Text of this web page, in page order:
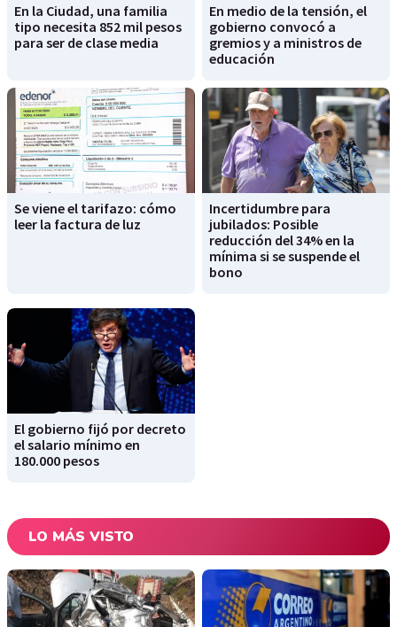
En la Ciudad, una familia
tipo necesita 852 mil pesos
para ser de clase media
En medio de la tensión, el
gobierno convocó a
gremios y a ministros de
educación
Se viene el tarifazo: cómo
leer la factura de luz
Incertidumbre para
jubilados: Posible
reducción del 34% en la
mínima si se suspende el
bono
El gobierno fijó por decreto
el salario mínimo en
180.000 pesos
LO MÁS VISTO